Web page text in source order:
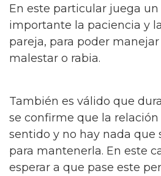
En este particular juega
importante la paciencia y
pareja, para poder
malestar o rabia.
También es válido que
se confirme que la
sentido y no hay nada que
para mantenerla. En este
esperar a que pase este